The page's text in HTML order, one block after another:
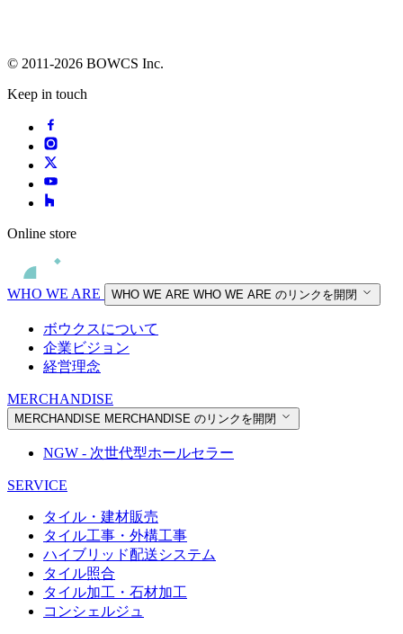
© 2011-2026 BOWCS Inc.
Keep in touch
Online store
WHO WE ARE WHO WE ARE WHO WE ARE のリンクを開閉
ボウクスについて
企業ビジョン
経営理念
MERCHANDISE
MERCHANDISE MERCHANDISE のリンクを開閉
NGW - 次世代型ホールセラー
SERVICE
タイル・建材販売
タイル工事・外構工事
ハイブリッド配送システム
タイル照合
タイル加工・石材加工
コンシェルジュ